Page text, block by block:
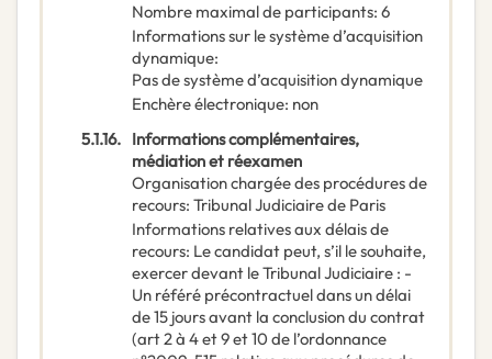
Nombre maximal de participants: 6
Informations sur le système d’acquisition
dynamique:
Pas de système d’acquisition dynamique
Enchère électronique: non
5.1.16. Informations complémentaires,
médiation et réexamen
Organisation chargée des procédures de
recours: Tribunal Judiciaire de Paris
Informations relatives aux délais de
recours: Le candidat peut, s’il le souhaite,
exercer devant le Tribunal Judiciaire : -
Un référé précontractuel dans un délai
de 15 jours avant la conclusion du contrat
(art 2 à 4 et 9 et 10 de l’ordonnance